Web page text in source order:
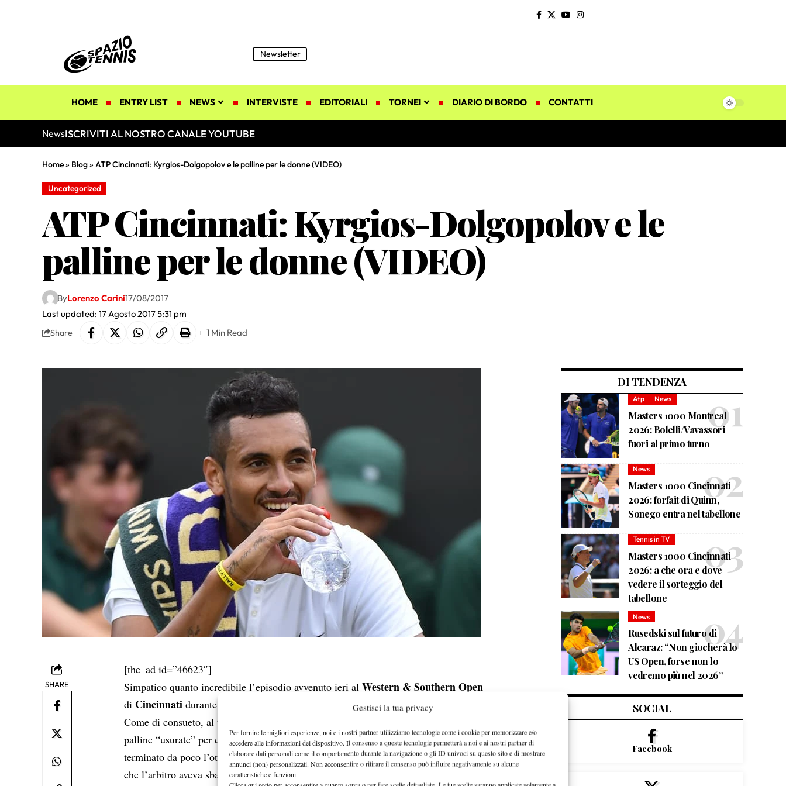
Gestisci la tua privacy
Per fornire le migliori esperienze, noi e i nostri partner utilizziamo tecnologie come i cookie per memorizzare e/o
accedere alle informazioni del dispositivo. Il consenso a queste tecnologie permetterà a noi e ai nostri partner di
elaborare dati personali come il comportamento durante la navigazione o gli ID univoci su questo sito e di mostrare
annunci (non) personalizzati. Non acconsentire o ritirare il consenso può influire negativamente su alcune
caratteristiche e funzioni.
Newsletter
HOME ENTRY LIST NEWS INTERVISTE EDITORIALI TORNEI DIARIO DI BORDO CONTATTI
NewsISCRIVITI AL NOSTRO CANALE YOUTUBE
Home» Blog» ATP Cincinnati: Kyrgios-Dolgopolov e le palline per le donne (VIDEO)
Uncategorized
ATP Cincinnati: Kyrgios-Dolgopolov e le
palline per le donne (VIDEO)
Last updated: 17 Agosto 2017 5:31 pm
ByLorenzo Carini17/08/2017
Share 1 Min Read
SHARE
[the_ad id=”46623″]
Simpatico quanto incredibile l’episodio avvenuto ieri al Western & Southern Open
di Cincinnati durante l’incontro fra Alexandr Dolgopolov
Come di consueto, al termine del settimo gioco il giudice di sedia ha ritirato tutte le
palline “usurate” per cambiarle con altre nuove ma… qualche minuto più tardi,
terminato da poco l’ottavo punto del game successivo, il tennista ucraino si è accorto
che l’arbitro aveva sbagliato tubo e dato loro
DI TENDENZA
Atp News
Masters 1000 Montreal
2026: Bolelli/Vavassori
fuori al primo turno
News
Masters 1000 Cincinnati
2026: forfait di Quinn,
Sonego entra nel tabellone
Tennis in TV
Masters 1000 Cincinnati
2026: a che ora e dove
vedere il sorteggio del
tabellone
News
Rusedski sul futuro di
Alcaraz: “Non giocherà lo
US Open, forse non lo
vedremo più nel 2026”
SOCIAL
Facebook